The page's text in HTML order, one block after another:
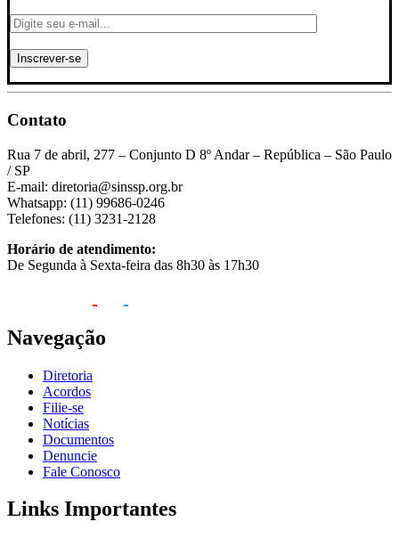
Contato
Rua 7 de abril, 277 – Conjunto D 8º Andar – República – São Paulo
/ SP
E-mail: diretoria@sinssp.org.br
Whatsapp: (11) 99686-0246
Telefones: (11) 3231-2128
Horário de atendimento:
De Segunda à Sexta-feira das 8h30 às 17h30
Navegação
Diretoria
Acordos
Filie-se
Notícias
Documentos
Denuncie
Fale Conosco
Links Importantes